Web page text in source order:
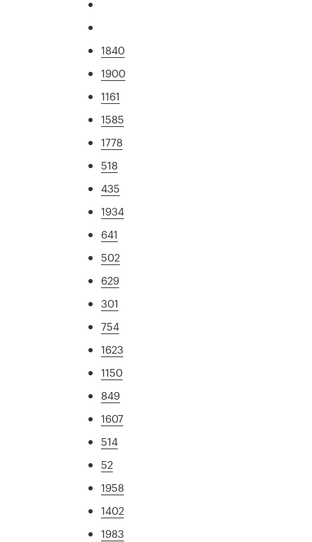
1840
1900
1161
1585
1778
518
435
1934
641
502
629
301
754
1623
1150
849
1607
514
52
1958
1402
1983